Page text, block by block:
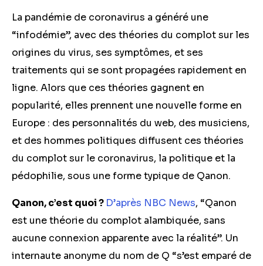
La pandémie de coronavirus a généré une
“infodémie”, avec des théories du complot sur les
origines du virus, ses symptômes, et ses
traitements qui se sont propagées rapidement en
ligne. Alors que ces théories gagnent en
popularité, elles prennent une nouvelle forme en
Europe : des personnalités du web, des musiciens,
et des hommes politiques diffusent ces théories
du complot sur le coronavirus, la politique et la
pédophilie, sous une forme typique de Qanon.
Qanon, c’est quoi ? D’après NBC News, “Qanon
est une théorie du complot alambiquée, sans
aucune connexion apparente avec la réalité”. Un
internaute anonyme du nom de Q “s’est emparé de